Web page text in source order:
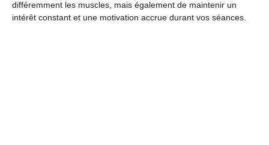
différemment les muscles, mais également de maintenir un
intérêt constant et une motivation accrue durant vos séances.